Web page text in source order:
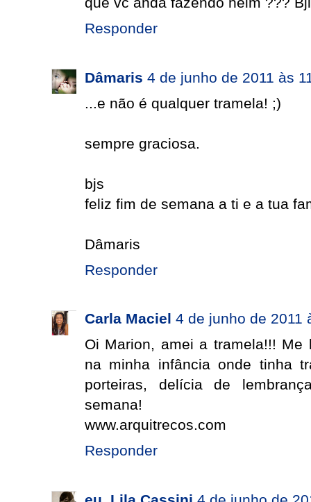
Responder
Dâmaris 4 de junho de 2011 às
...e não é qualquer tramela! ;)
sempre graciosa.
bjs
feliz fim de semana a ti e a tua
Dâmaris
Responder
Carla Maciel 4 de junho de 2011
Oi Marion, amei a tramela!!!
na minha infância onde tinha
porteiras, delícia de
semana!
www.arquitrecos.com
Responder